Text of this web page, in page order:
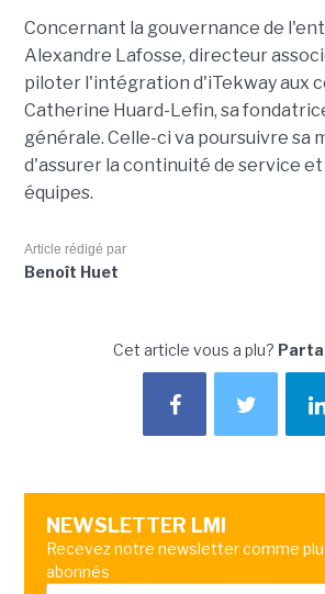
Concernant la gouvernance de
Alexandre Lafosse, directeur
piloter l'intégration d'iTekway aux
Catherine Huard-Lefin, sa
générale. Celle-ci va poursuivre sa
d'assurer la continuité de service
équipes.
Article rédigé par
Benoît Huet
Cet article vous a plu?
NEWSLETTER LMI
Recevez notre newsletter comme
abonnés